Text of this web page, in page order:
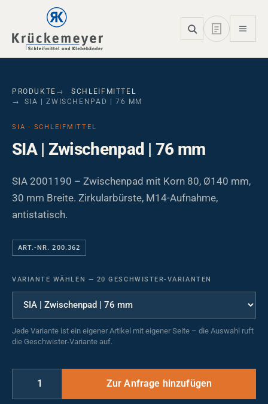
Skip to main navigation
Skip to main content
Skip to page footer
PRODUKTE
SCHLEIFMITTEL
SIA | ZWISCHENPAD | 76 MM
SIA · SCHLEIFMITTEL
SIA | Zwischenpad | 76 mm
SIA 2001190 – Zwischenpad mit Korn 80, Ø140 mm,
30 mm Breite. Zirkularbürste, M14-Aufnahme,
antistatisch.
ART.-NR. 200.362
VARIANTE WÄHLEN — 20 GESCHWISTER-VARIANTEN
Jede Variante ist ein eigener Artikel mit eigener Seite – die Auswahl ruft
die Geschwister-Variante auf.